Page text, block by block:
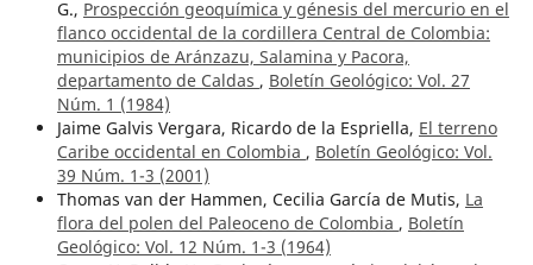
G., Prospección geoquímica y génesis del mercurio en el
flanco occidental de la cordillera Central de Colombia:
municipios de Aránzazu, Salamina y Pacora,
departamento de Caldas , Boletín Geológico: Vol. 27
Núm. 1 (1984)
Jaime Galvis Vergara, Ricardo de la Espriella, El terreno
Caribe occidental en Colombia , Boletín Geológico: Vol.
39 Núm. 1-3 (2001)
Thomas van der Hammen, Cecilia García de Mutis, La
flora del polen del Paleoceno de Colombia , Boletín
Geológico: Vol. 12 Núm. 1-3 (1964)